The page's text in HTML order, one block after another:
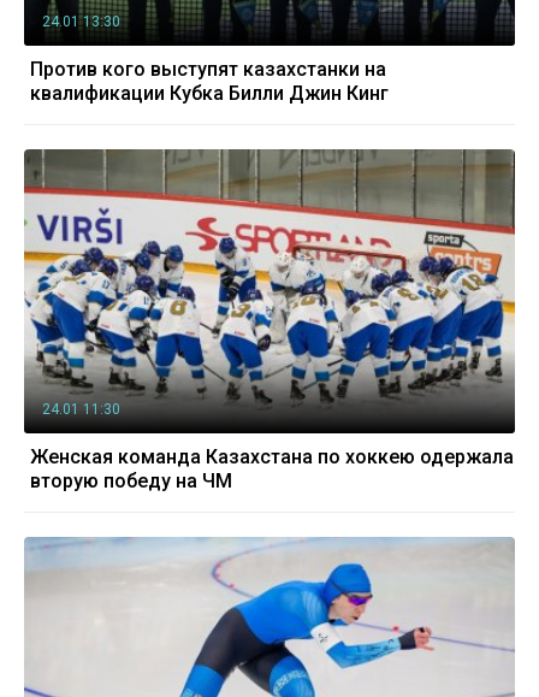
24.01 13:30
Против кого выступят казахстанки на
квалификации Кубка Билли Джин Кинг
24.01 11:30
Женская команда Казахстана по хоккею одержала
вторую победу на ЧМ